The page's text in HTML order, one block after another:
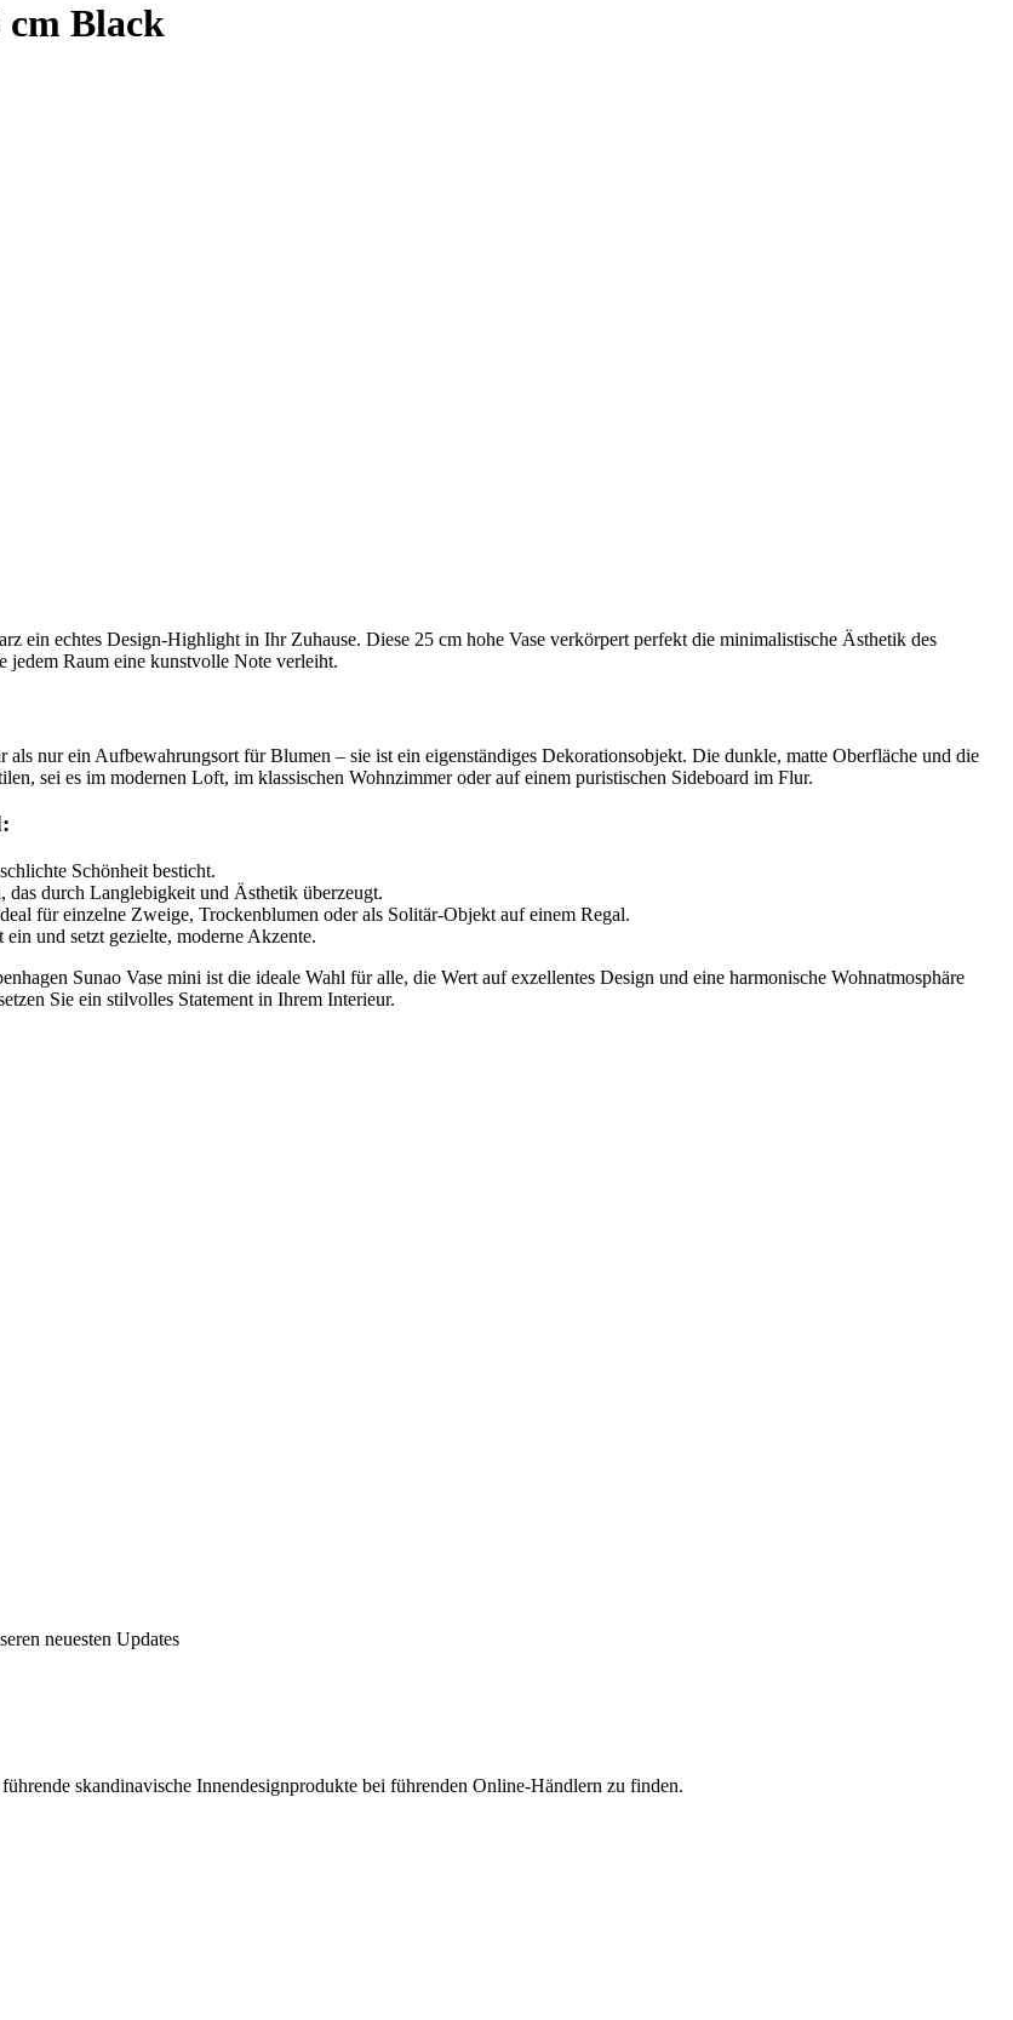
cm Black
ein echtes Design-Highlight in Ihr Zuhause. Diese 25 cm hohe Vase verkörpert perfekt die minimalistische Ästhetik des
jedem Raum eine kunstvolle Note verleiht.
nur ein Aufbewahrungsort für Blumen – sie ist ein eigenständiges Dekorationsobjekt. Die dunkle, matte Oberfläche und die
sei es im modernen Loft, im klassischen Wohnzimmer oder auf einem puristischen Sideboard im Flur.
Schönheit besticht.
durch Langlebigkeit und Ästhetik überzeugt.
für einzelne Zweige, Trockenblumen oder als Solitär-Objekt auf einem Regal.
und setzt gezielte, moderne Akzente.
Sunao Vase mini ist die ideale Wahl für alle, die Wert auf exzellentes Design und eine harmonische Wohnatmosphäre
Sie ein stilvolles Statement in Ihrem Interieur.
neuesten Updates
skandinavische Innendesignprodukte bei führenden Online-Händlern zu finden.